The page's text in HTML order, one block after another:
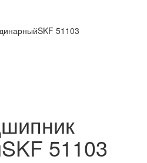
51103
51103